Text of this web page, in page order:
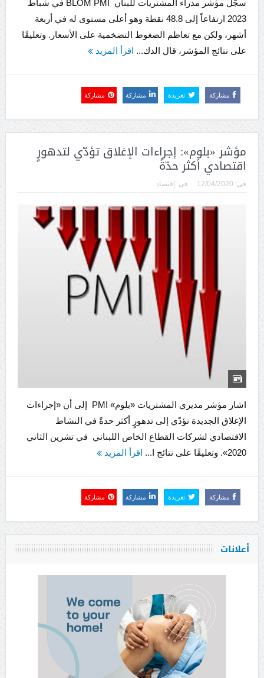
سجّل مؤشر مدراء المشتريات للبنان BLOM PMI في شباط
2023 ارتفاعاً إلى 48.8 نقطة وهو أعلى مستوى له في أربعة
أشهر، ولكن مع تعاظم الضغوط التضخمية على الأسعار. وتعليقًا
على نتائج المؤشر، قال الدك... اقرأ المزيد
مشاركة تغريدة مشاركة مشاركة
مؤشر «بلوم»: إجراءات الإغلاق تؤدّي لتدهورٍ
اقتصادي أكثر حدّةً
فى: 12/04/2020 فى: إقتصاد
اشار مؤشر مديري المشتريات «بلوم» PMI إلى أن «إجراءات
الإغلاق الجديدة تؤدّي إلى تدهورٍ أكثر حدةً في النشاط
الاقتصادي لشركات القطاع الخاص اللبناني في تشرين الثاني
2020». وتعليقًا على نتائج ا...
اقرأ المزيد
مشاركة تغريدة مشاركة مشاركة
أعلانات